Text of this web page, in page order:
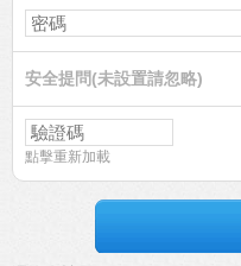
安全提問(未設置請忽略)
點擊重新加載